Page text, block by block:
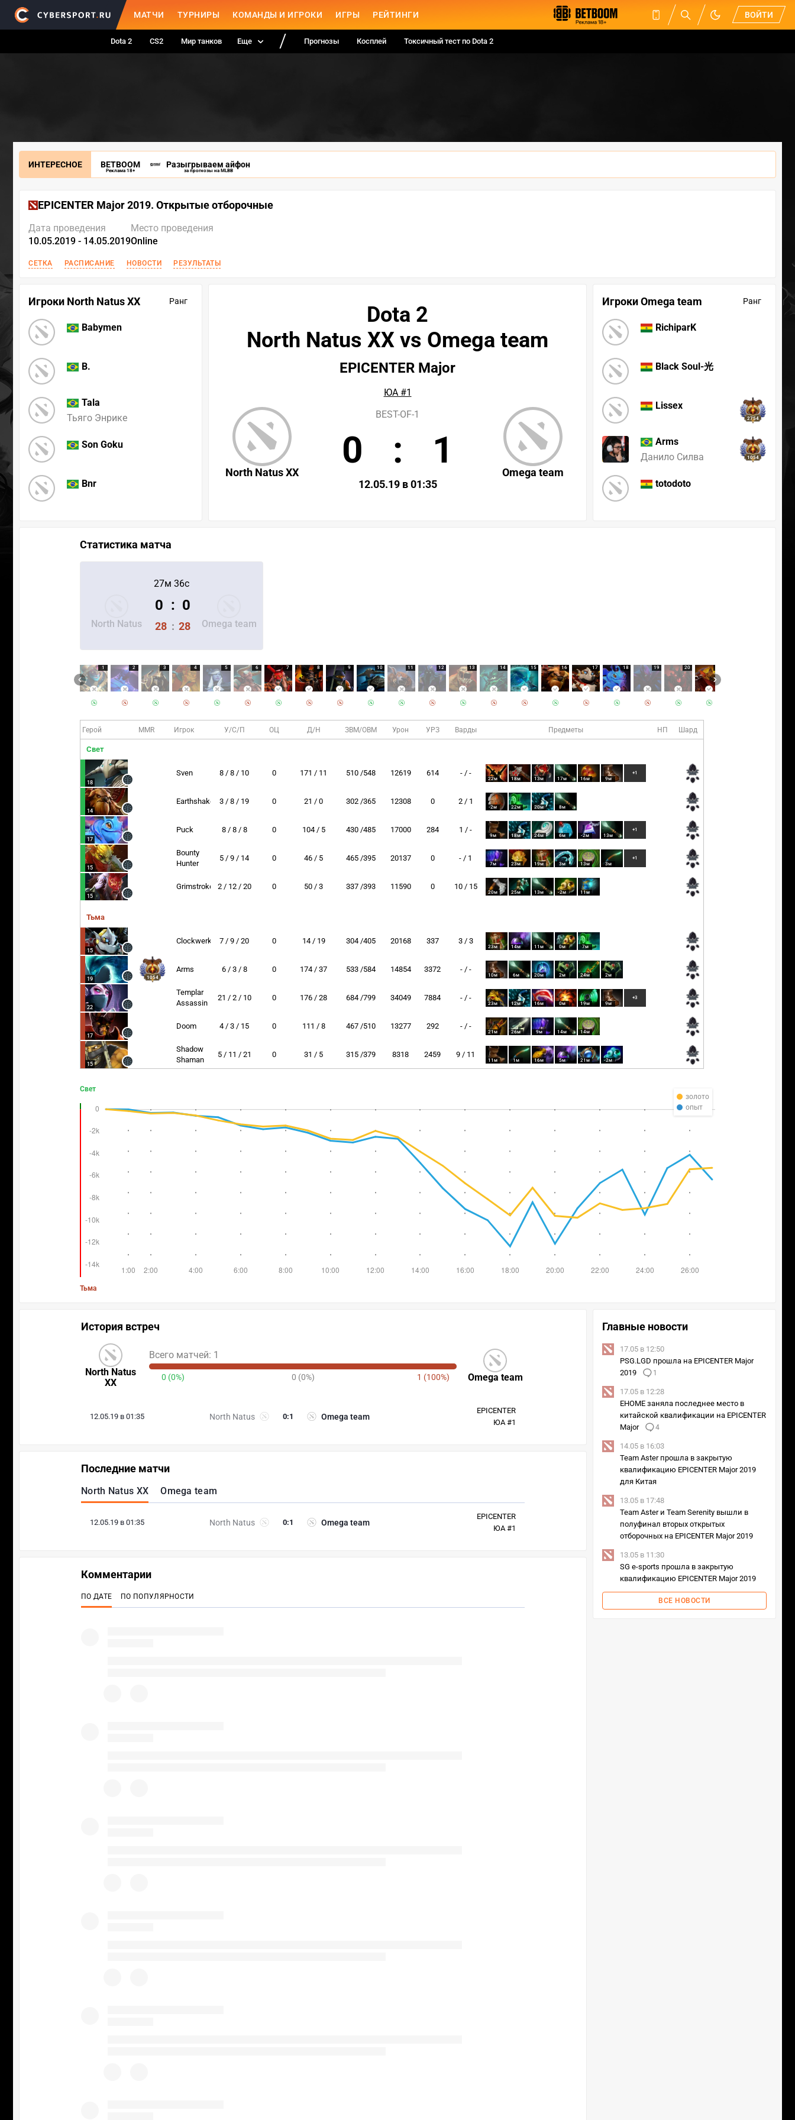
МАТЧИ ТУРНИРЫ КОМАНДЫ И ИГРОКИ ИГРЫ РЕЙТИНГИ ВОЙТИ
Dota 2 CS2 Мир танков Еще Прогнозы Косплей Токсичный тест по Dota 2
ИНТЕРЕСНОЕ BETBOOM
Реклама 18+
Разыгрываем айфон
за прогнозы на MLBB
EPICENTER Major 2019. Открытые отборочные
Дата проведения
10.05.2019 - 14.05.2019
Место проведения
Online
СЕТКА РАСПИСАНИЕ НОВОСТИ РЕЗУЛЬТАТЫ
Игроки North Natus XX Ранг
Babymen
B.
Tala
Тьяго Энрике
Son Goku
Bnr
Игроки Omega team Ранг
RichiparK
Black Soul-光
Lissex
2754
Arms
Данило Силва
1054
totodoto
Dota 2
North Natus XX vs Omega team
EPICENTER Major
ЮА #1
North Natus XX Omega team
BEST-OF-1
0 : 1
12.05.19 в 01:35
Статистика матча
27м 36с
North Natus Omega team
0 : 0
28 : 28
1 2 3 4 5 6 7 8 9 10 11 12 13 14 15 16 17 18 19 20
Герой MMR Игрок У/С/П ОЦ Д/Н ЗВМ/ОВМ Урон УРЗ Варды Предметы НП Шард
Свет
18
Sven 8 / 8 / 10 0 171 / 11 510 /548 12619 614 - / -
22м 18м 13м 17м 16м 9м
+1
14
Earthshaker 3 / 8 / 19 0 21 / 0 302 /365 12308 0 2 / 1
-2м 22м 20м 8м
17
Puck 8 / 8 / 8 0 104 / 5 430 /485 17000 284 1 / -
9м 18м 24м 6м -2м 13м
+1
15
Bounty
Hunter
5 / 9 / 14 0 46 / 5 465 /395 20137 0 - / 1
7м 23м 19м 3м 13м 3м
+1
15
Grimstroke 2 / 12 / 20 0 50 / 3 337 /393 11590 0 10 / 15
20м 25м 13м -2м 11м
Тьма
15
Clockwerk 7 / 9 / 20 0 14 / 19 304 /405 20168 337 3 / 3
23м 14м 11м 0м 7м
19 1054
Arms 6 / 3 / 8 0 174 / 37 533 /584 14854 3372 - / -
10м 6м 20м 2м 24м 2м
22
Templar
Assassin
21 / 2 / 10 0 176 / 28 684 /799 34049 7884 - / -
23м 12м 16м 0м 19м 9м
+3
17
Doom 4 / 3 / 15 0 111 / 8 467 /510 13277 292 - / -
21м 26м 9м 14м 14м
15
Shadow
Shaman
5 / 11 / 21 0 31 / 5 315 /379 8318 2459 9 / 11
11м 1м 16м 5м 21м -2м
золото
опыт
Свет
Тьма
История встреч
North Natus
XX
Omega team
Всего матчей: 1
0 (0%) 0 (0%) 1 (100%)
12.05.19 в 01:35 North Natus Omega team
0:1
EPICENTER
ЮА #1
Последние матчи
North Natus XX Omega team
12.05.19 в 01:35 North Natus Omega team
0:1
EPICENTER
ЮА #1
Главные новости
17.05 в 12:50
PSG.LGD прошла на EPICENTER Major
2019
1
17.05 в 12:28
EHOME заняла последнее место в
китайской квалификации на EPICENTER
Major
4
14.05 в 16:03
Team Aster прошла в закрытую
квалификацию EPICENTER Major 2019
для Китая
13.05 в 17:48
Team Aster и Team Serenity вышли в
полуфинал вторых открытых
отборочных на EPICENTER Major 2019
13.05 в 11:30
SG e-sports прошла в закрытую
квалификацию EPICENTER Major 2019
ВСЕ НОВОСТИ
Комментарии
ПО ДАТЕ ПО ПОПУЛЯРНОСТИ